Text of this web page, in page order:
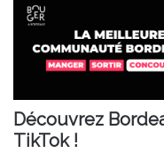
Découvrez
TikTok !